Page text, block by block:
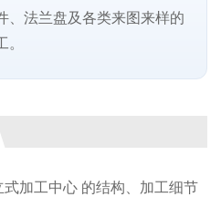
、法兰盘及各类来图来样的
加工中心 的结构、加工细节